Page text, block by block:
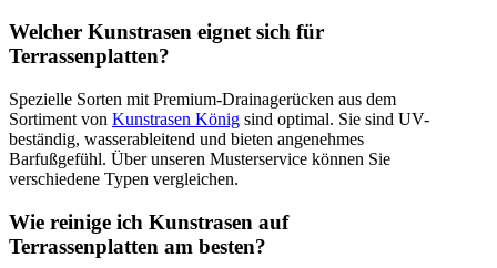
Welcher Kunstrasen eignet sich für
Terrassenplatten?
Spezielle Sorten mit Premium-Drainagerücken aus dem
Sortiment von Kunstrasen König sind optimal. Sie sind UV-
beständig, wasserableitend und bieten angenehmes
Barfußgefühl. Über unseren Musterservice können Sie
verschiedene Typen vergleichen.
Wie reinige ich Kunstrasen auf
Terrassenplatten am besten?